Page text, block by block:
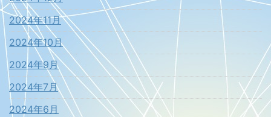
2024年11月
2024年10月
2024年9月
2024年7月
2024年6月